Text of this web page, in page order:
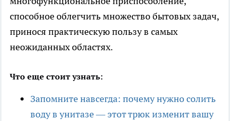
способное облегчить множество бытовых задач,
принося практическую пользу в самых
неожиданных областях.
Что еще стоит узнать:
Запомните навсегда: почему нужно солить
воду в унитазе — этот трюк изменит вашу